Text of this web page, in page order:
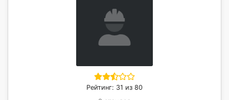
Рейтинг: 31 из 80